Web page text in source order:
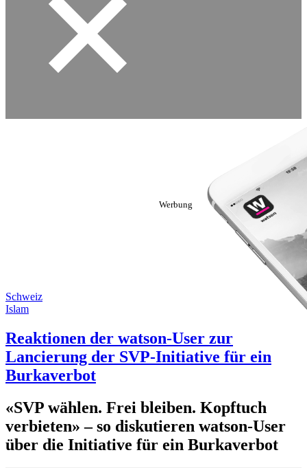
Schweiz
Islam
Reaktionen der watson-User zur
Lancierung der SVP-Initiative für ein
Burkaverbot
«SVP wählen. Frei bleiben. Kopftuch
verbieten» – so diskutieren watson-User
über die Initiative für ein Burkaverbot